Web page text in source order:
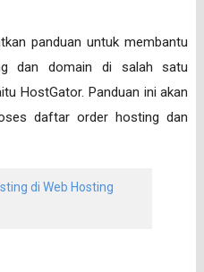
panduan untuk membantu
dan domain di salah satu
HostGator. Panduan ini akan
daftar order hosting dan
di Web Hosting